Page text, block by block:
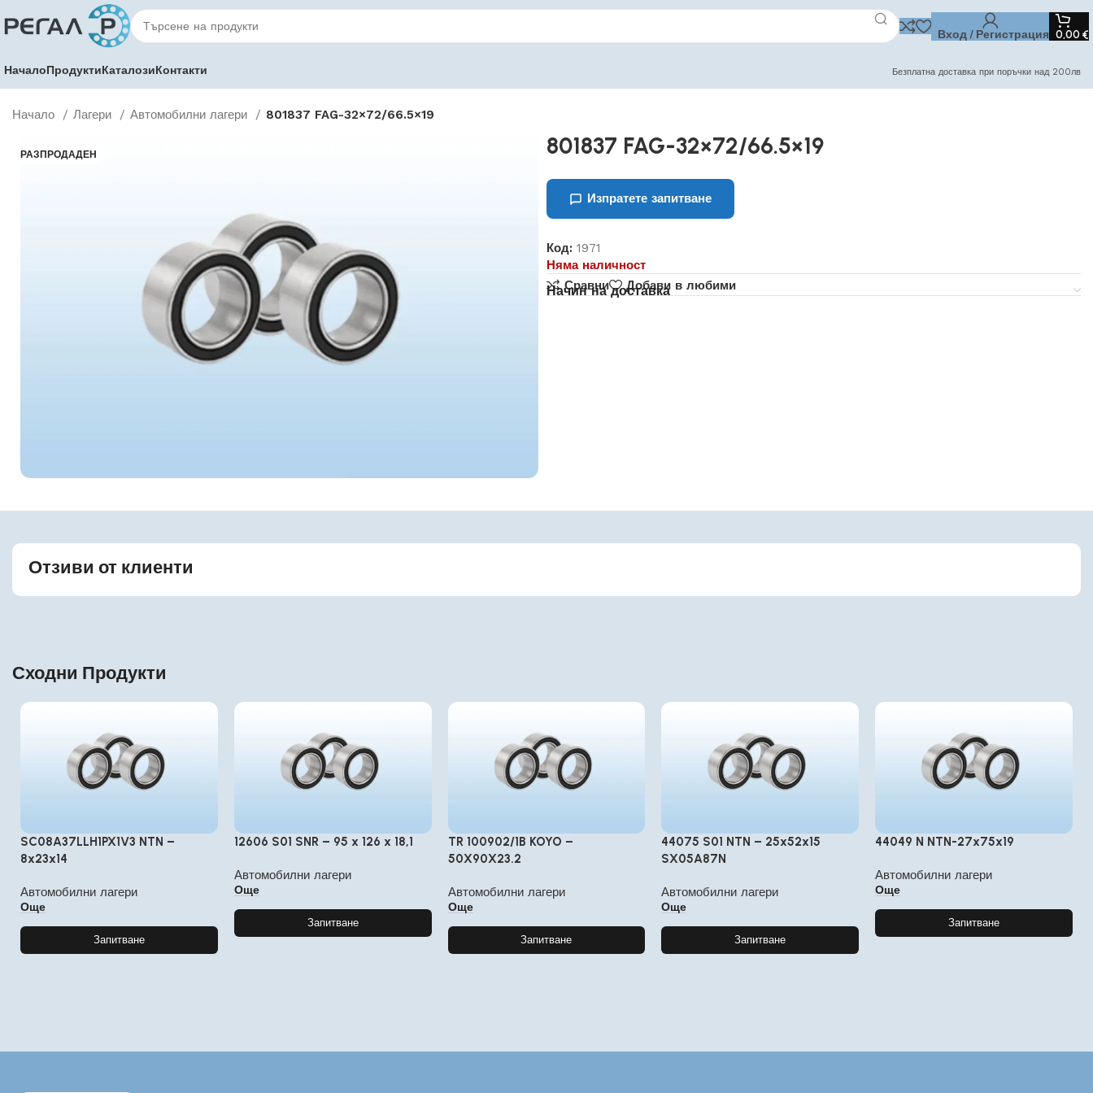
Вход / Регистрация 0,00 €
НачалоПродуктиКаталозиКонтакти Безплатна доставка при поръчки над 200лв
Начало Лагери Автомобилни лагери 801837 FAG-32×72/66.5×19
РАЗПРОДАДЕН 801837 FAG-32×72/66.5×19
Изпратете запитване
Код: 1971
Няма наличност
Сравни
Добави в любими
Начин на доставка
Отзиви от клиенти
Сходни Продукти
SC08A37LLH1PX1V3 NTN –
8x23x14
Автомобилни лагери
Още
Запитване
12606 S01 SNR – 95 x 126 x 18,1
Автомобилни лагери
Още
Запитване
TR 100902/1B KOYO –
50X90X23.2
Автомобилни лагери
Още
Запитване
44075 S01 NTN – 25x52x15
SX05A87N
Автомобилни лагери
Още
Запитване
44049 N NTN-27x75x19
Автомобилни лагери
Още
Запитване